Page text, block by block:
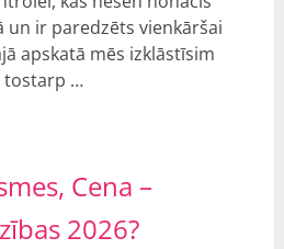
un ir paredzēts vienkāršai
apskatā mēs izklāstīsim
tostarp …
Cena –
2026?